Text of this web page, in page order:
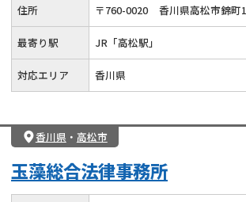
住所 〒760-0020 香川県高松市錦町
最寄り駅 JR「高松駅」
対応エリア 香川県
香川県 ・ 高松市
玉藻総合法律事務所